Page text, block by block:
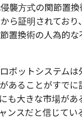
襲方式の関節置
ら証明されてお
置換術の人為的
ボットシステム
あることがすで
も大きな市場が
ンスだと信じてい